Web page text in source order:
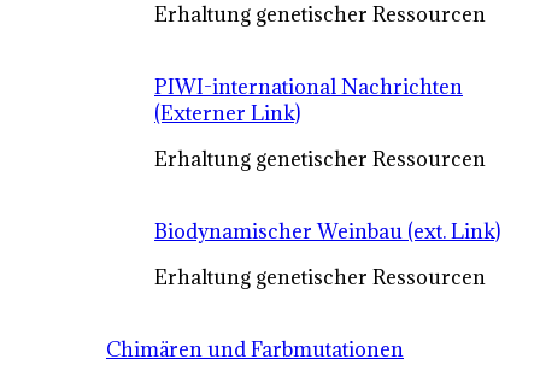
Erhaltung genetischer Ressourcen
PIWI-international Nachrichten
(Externer Link)
Erhaltung genetischer Ressourcen
Biodynamischer Weinbau (ext. Link)
Erhaltung genetischer Ressourcen
Chimären und Farbmutationen